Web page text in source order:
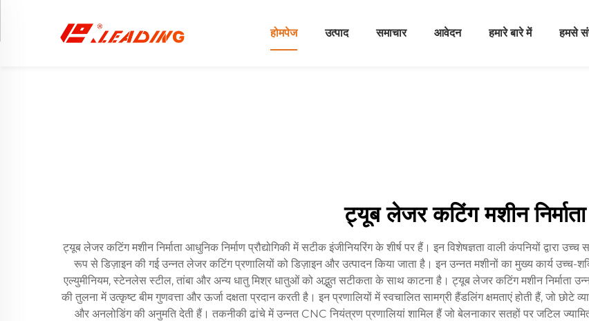
होमपेज उत्पाद समाचार आवेदन हमारे बारे में हमसे
ट्यूब लेजर कटिंग मशीन निर्माता
ट्यूब लेजर कटिंग मशीन निर्माता आधुनिक निर्माण प्रौद्योगिकी में सटीक इंजीनियरिंग के शीर्ष पर हैं। इन विशेषज्ञता वाली कंपनियों
रूप से डिज़ाइन की गई उन्नत लेजर कटिंग प्रणालियों को डिज़ाइन और उत्पादन किया जाता है। इन उन्नत मशीनों का मुख्य कार्य उच्च-
एल्युमीनियम, स्टेनलेस स्टील, तांबा और अन्य धातु मिश्र धातुओं को अद्भुत सटीकता के साथ काटना है। ट्यूब लेजर कटिंग मशीन निर्माता
की तुलना में उत्कृष्ट बीम गुणवत्ता और ऊर्जा दक्षता प्रदान करती है। इन प्रणालियों में स्वचालित सामग्री हैंडलिंग क्षमताएं होती हैं, जो
और अनलोडिंग की अनुमति देती हैं। तकनीकी ढांचे में उन्नत CNC नियंत्रण प्रणालियां शामिल हैं जो बेलनाकार सतहों पर जटिल